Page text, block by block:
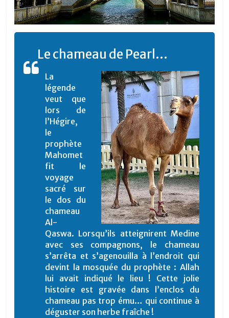
Le chameau de Pearl…
La
légende
veut que
lors de
l’Hégire,
le
prophète
Mahomet
fit le
voyage
sacré sur
le dos du
chameau
Al-
Qaswa. Lorsqu’ils atteignirent Medine
avec ses compagnons, le chameau
s’arrêta et s’agenouilla à l’endroit qui
devint la mosquée du prophète : Allah
lui avait indiqué le lieu ! Cette jolie
histoire est gravée dans l’enclos du
chameau pas trop ému… qui continue à
déguster son herbe fraîche !